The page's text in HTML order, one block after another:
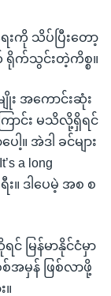
းကို သိပ်ပြီးတော့
ရိုက်သွင်းတဲ့ကိစ္စ။
ျိုး အကောင်းဆုံး
ာင်း မသိလို့ရှိရင်
အဲဒါ ခင်များ
a long
။ ဒါပေမဲ့ အစ စ
င် မြန်မာနိုင်ငံမှာ
အမှန် ဖြစ်လာဖို့